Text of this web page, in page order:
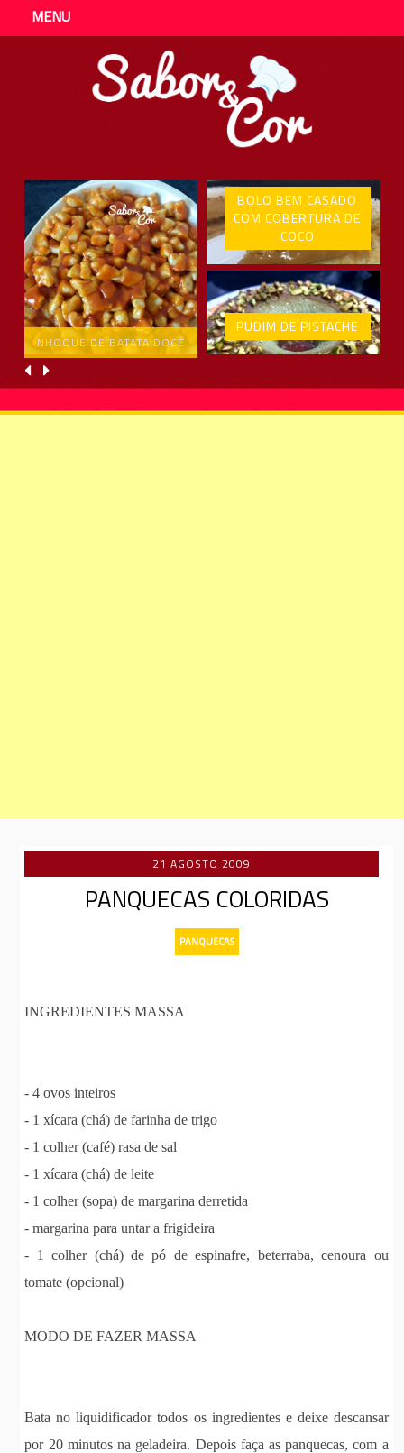
MENU
NHOQUE DE BATATA DOCE
BOLO BEM CASADO
COM COBERTURA DE
COCO
PUDIM DE PISTACHE
21 AGOSTO 2009
PANQUECAS COLORIDAS
PANQUECAS
INGREDIENTES MASSA
- 4 ovos inteiros
- 1 xícara (chá) de farinha de trigo
- 1 colher (café) rasa de sal
- 1 xícara (chá) de leite
- 1 colher (sopa) de margarina derretida
- margarina para untar a frigideira
- 1 colher (chá) de pó de espinafre, beterraba, cenoura ou
tomate (opcional)
MODO DE FAZER MASSA
Bata no liquidificador todos os ingredientes e deixe descansar
por 20 minutos na geladeira. Depois faça as panquecas, com a